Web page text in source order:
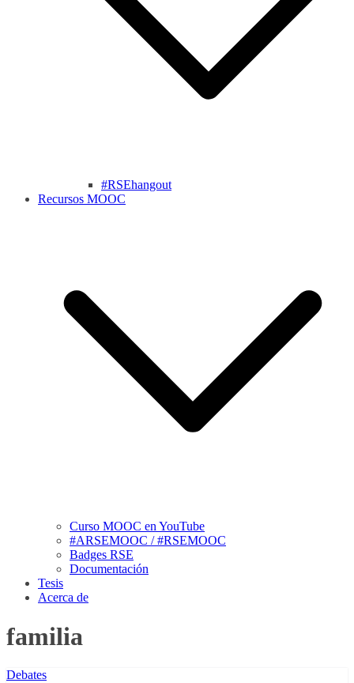
#RSEhangout
Recursos MOOC
Curso MOOC en YouTube
#ARSEMOOC / #RSEMOOC
Badges RSE
Documentación
Tesis
Acerca de
familia
Debates